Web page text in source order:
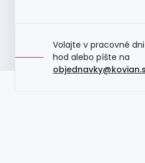
Volajte v pracovné dni
hod alebo píšte na